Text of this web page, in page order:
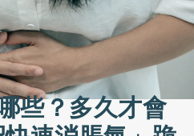
些？多久才會